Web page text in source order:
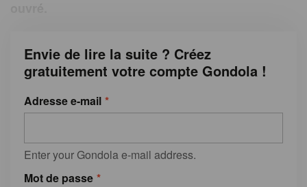
Envie de lire la suite ? Créez
gratuitement votre compte Gondola !
Adresse e-mail
Enter your Gondola e-mail address.
Mot de passe